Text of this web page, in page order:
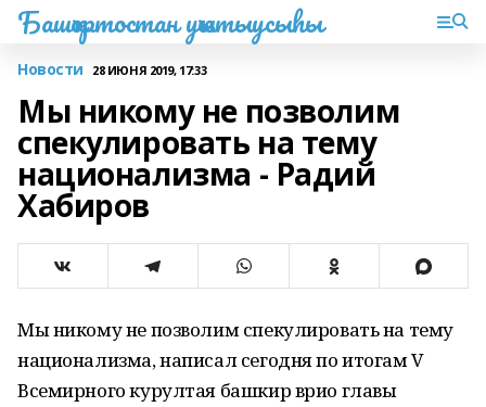
Башҡортостан уҡытыусыһы
Новости 28 ИЮНЯ 2019, 17:33
Мы никому не позволим
спекулировать на тему
национализма - Радий
Хабиров
Мы никому не позволим спекулировать на тему
национализма, написал сегодня по итогам V
Всемирного курултая башкир врио главы